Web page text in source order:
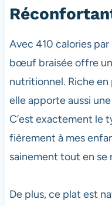
Avec 410 calories
bœuf braisée offre
nutritionnel. Riche en
elle apporte aussi
C’est exactement le
fièrement à mes
sainement tout en se
De plus, ce plat est